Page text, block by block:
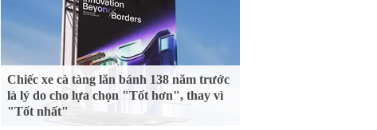
Chiếc xe cà tàng lăn bánh 138 năm trước
là lý do cho lựa chọn "Tốt hơn", thay vì
"Tốt nhất"